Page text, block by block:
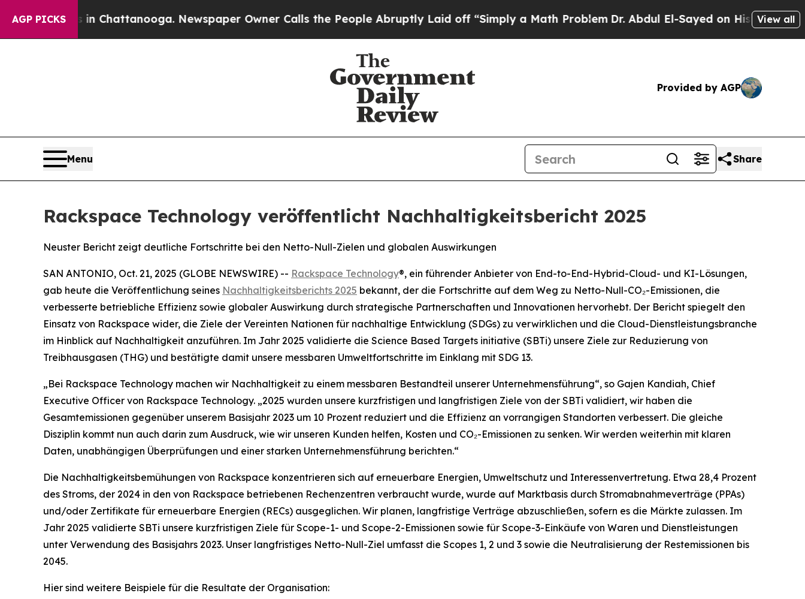
AGP PICKS
in Chattanooga. Newspaper Owner Calls the People Abruptly Laid off “Simply a Math ProblemDr. Abdul El-Sayed on Historic MichiganView all
Provided by AGP
Menu Share
Rackspace Technology veröffentlicht Nachhaltigkeitsbericht 2025
Neuster Bericht zeigt deutliche Fortschritte bei den Netto-Null-Zielen und globalen Auswirkungen
SAN ANTONIO, Oct. 21, 2025 (GLOBE NEWSWIRE) -- Rackspace Technology®, ein führender Anbieter von End-to-End-Hybrid-Cloud- und KI-Lösungen,
gab heute die Veröffentlichung seines Nachhaltigkeitsberichts 2025 bekannt, der die Fortschritte auf dem Weg zu Netto-Null-CO₂-Emissionen, die
verbesserte betriebliche Effizienz sowie globaler Auswirkung durch strategische Partnerschaften und Innovationen hervorhebt. Der Bericht spiegelt den
Einsatz von Rackspace wider, die Ziele der Vereinten Nationen für nachhaltige Entwicklung (SDGs) zu verwirklichen und die Cloud-Dienstleistungsbranche
im Hinblick auf Nachhaltigkeit anzuführen. Im Jahr 2025 validierte die Science Based Targets initiative (SBTi) unsere Ziele zur Reduzierung von
Treibhausgasen (THG) und bestätigte damit unsere messbaren Umweltfortschritte im Einklang mit SDG 13.
„Bei Rackspace Technology machen wir Nachhaltigkeit zu einem messbaren Bestandteil unserer Unternehmensführung“, so Gajen Kandiah, Chief
Executive Officer von Rackspace Technology. „2025 wurden unsere kurzfristigen und langfristigen Ziele von der SBTi validiert, wir haben die
Gesamtemissionen gegenüber unserem Basisjahr 2023 um 10 Prozent reduziert und die Effizienz an vorrangigen Standorten verbessert. Die gleiche
Disziplin kommt nun auch darin zum Ausdruck, wie wir unseren Kunden helfen, Kosten und CO₂-Emissionen zu senken. Wir werden weiterhin mit klaren
Daten, unabhängigen Überprüfungen und einer starken Unternehmensführung berichten.“
Die Nachhaltigkeitsbemühungen von Rackspace konzentrieren sich auf erneuerbare Energien, Umweltschutz und Interessenvertretung. Etwa 28,4 Prozent
des Stroms, der 2024 in den von Rackspace betriebenen Rechenzentren verbraucht wurde, wurde auf Marktbasis durch Stromabnahmeverträge (PPAs)
und/oder Zertifikate für erneuerbare Energien (RECs) ausgeglichen. Wir planen, langfristige Verträge abzuschließen, sofern es die Märkte zulassen. Im
Jahr 2025 validierte SBTi unsere kurzfristigen Ziele für Scope-1- und Scope-2-Emissionen sowie für Scope-3-Einkäufe von Waren und Dienstleistungen
unter Verwendung des Basisjahrs 2023. Unser langfristiges Netto-Null-Ziel umfasst die Scopes 1, 2 und 3 sowie die Neutralisierung der Restemissionen bis
2045.
Hier sind weitere Beispiele für die Resultate der Organisation: